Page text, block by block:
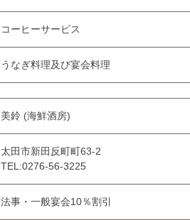
コーヒーサービス
うなぎ料理及び宴会料理
美鈴 (海鮮酒房)
太田市新田反町町63-2
TEL:0276-56-3225
法事・一般宴会10％割引